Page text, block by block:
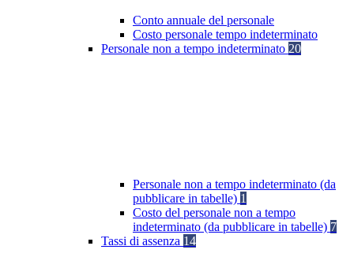
Conto annuale del personale
Costo personale tempo indeterminato
Personale non a tempo indeterminato 20
Personale non a tempo indeterminato (da
pubblicare in tabelle) 1
Costo del personale non a tempo
indeterminato (da pubblicare in tabelle) 7
Tassi di assenza 14